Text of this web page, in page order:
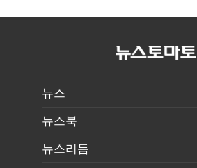
챙긴다
자동차 없애지는
뉴스
뉴스북
뉴스리듬